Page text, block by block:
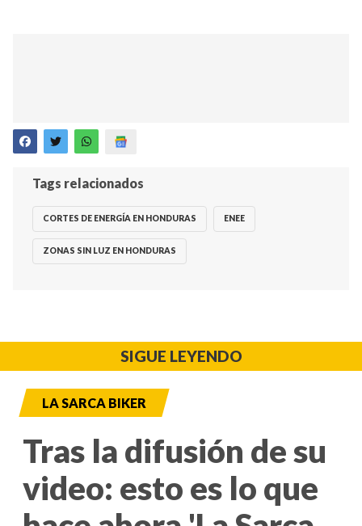
Tags relacionados
CORTES DE ENERGÍA EN HONDURAS ENEE
ZONAS SIN LUZ EN HONDURAS
SIGUE LEYENDO
LA SARCA BIKER
Tras la difusión de su
video: esto es lo que